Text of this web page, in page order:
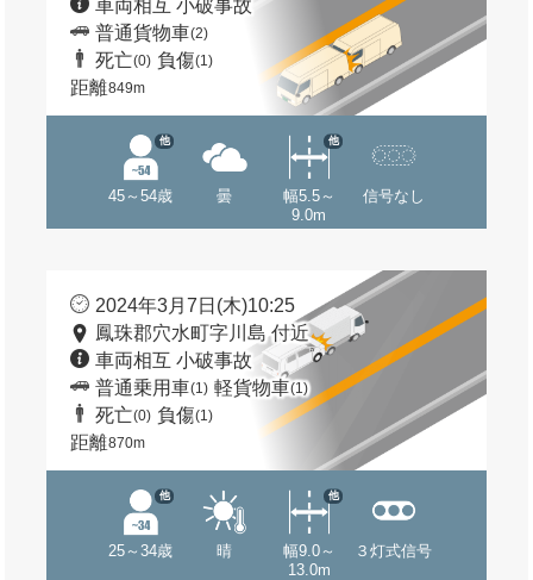
車両相互 小破事故
普通貨物車(2)
死亡(0) 負傷(1)
距離849m
45～54歳
他
曇
幅5.5～
9.0m
他
信号なし
2024年3月7日(木)10:25
鳳珠郡穴水町字川島 付近
車両相互 小破事故
普通乗用車(1) 軽貨物車(1)
死亡(0) 負傷(1)
距離870m
25～34歳
他
晴
幅9.0～
13.0m
他
３灯式信号